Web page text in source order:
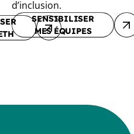
d’inclusion.
SENSIBILISER
MES ÉQUIPES